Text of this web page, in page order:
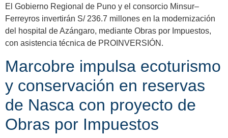
El Gobierno Regional de Puno y el consorcio Minsur–
Ferreyros invertirán S/ 236.7 millones en la modernización
del hospital de Azángaro, mediante Obras por Impuestos,
con asistencia técnica de PROINVERSIÓN.
Marcobre impulsa ecoturismo
y conservación en reservas
de Nasca con proyecto de
Obras por Impuestos